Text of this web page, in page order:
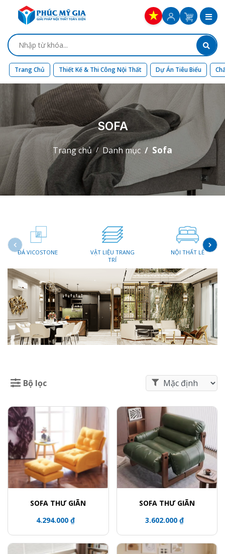
Trang Chủ Thiết Kế & Thi Công Nội Thất Dự Án Tiêu Biểu
SOFA
Trang chủ Danh mục Sofa
ĐÁ VICOSTONE
VẬT LIỆU TRANG
TRÍ
NỘI THẤT LẺ
Bộ lọc
SOFA THƯ GIÃN
4.294.000 ₫
SOFA THƯ GIÃN
3.602.000 ₫